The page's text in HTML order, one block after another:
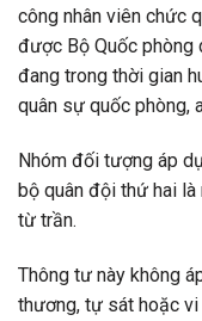
công nhân viên chức
được Bộ Quốc phòng
đang trong thời gian
quân sự quốc phòng,
Nhóm đối tượng áp
bộ quân đội thứ hai
từ trần.
Thông tư này không
thương, tự sát hoặc